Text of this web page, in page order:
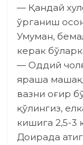
— Қандай
ўрганиш
Умуман,
керак
— Оддий
яраша
вазни оғир
қўлингиз,
кишига 2,5-3
Доирада